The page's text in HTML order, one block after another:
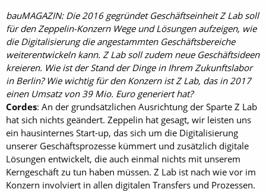
bauMAGAZIN: Die 2016 gegründet Geschäftseinheit Z Lab soll
für den Zeppelin-Konzern Wege und Lösungen aufzeigen, wie
die Digitalisierung die angestammten Geschäftsbereiche
weiterentwickeln kann. Z Lab soll zudem neue Geschäftsideen
kreieren. Wie ist der Stand der Dinge in Ihrem Zukunftslabor
in Berlin? Wie wichtig für den Konzern ist Z Lab, das in 2017
einen Umsatz von 39 Mio. Euro generiert hat?
Cordes: An der grundsätzlichen Ausrichtung der Sparte Z Lab
hat sich nichts geändert. Zeppelin hat gesagt, wir leisten uns
ein hausinternes Start-up, das sich um die Digitalisierung
unserer Geschäftsprozesse kümmert und zusätzlich digitale
Lösungen entwickelt, die auch einmal nichts mit unserem
Kerngeschäft zu tun haben müssen. Z Lab ist nach wie vor im
Konzern involviert in allen digitalen Transfers und Prozessen.